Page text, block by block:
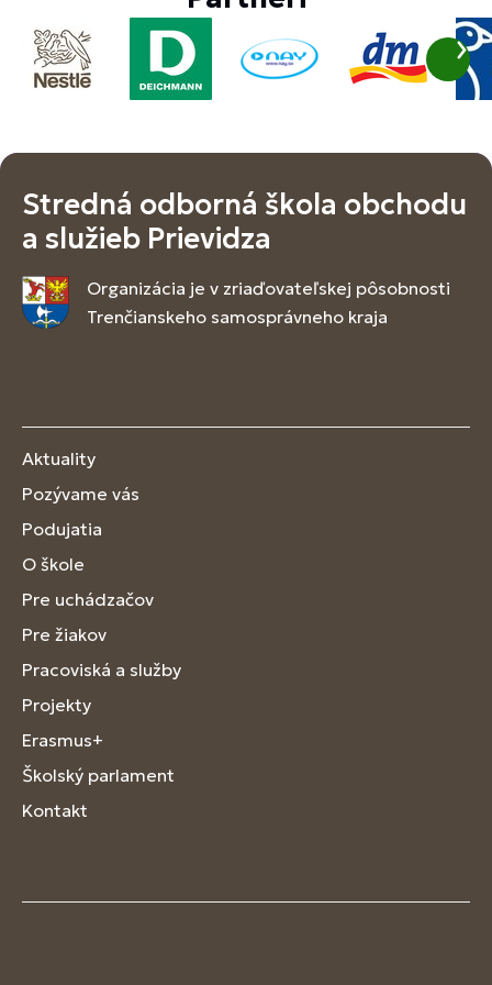
Stredná odborná škola obchodu
a služieb Prievidza
Organizácia je v zriaďovateľskej pôsobnosti
Trenčianskeho samosprávneho kraja
Aktuality
Pozývame vás
Podujatia
O škole
Pre uchádzačov
Pre žiakov
Pracoviská a služby
Projekty
Erasmus+
Školský parlament
Kontakt